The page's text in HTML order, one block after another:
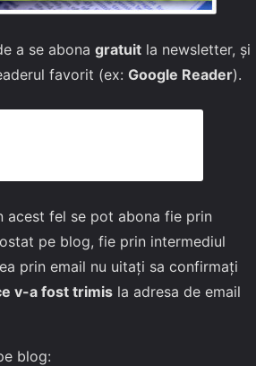
a se abona gratuit la newsletter, și
favorit (ex: Google Reader).
acest fel se pot abona fie prin
pe blog, fie prin intermediul
prin email nu uitați sa confirmați
v-a fost trimis la adresa de email
blog: